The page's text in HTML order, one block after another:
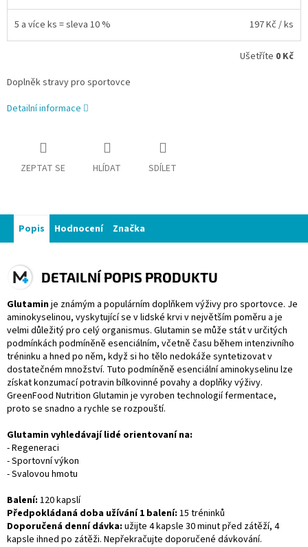
5 a více ks = sleva 10 % 197 Kč / ks
Ušetříte 0 Kč
Doplněk stravy pro sportovce
Detailní informace
ZEPTAT SE HLÍDAT SDÍLET
Popis Hodnocení Značka
DETAILNÍ POPIS PRODUKTU
Glutaminje známým a populárním doplňkem výživy pro sportovce. Je
aminokyselinou, vyskytující se v lidské krvi v největším poměru a je
velmi důležitý pro celý organismus. Glutamin se může stát v určitých
podmínkách podmíněně esenciálním, včetně času během intenzivního
tréninku a hned po něm, když si ho tělo nedokáže syntetizovat v
dostatečném množství. Tuto podmíněně esenciální aminokyselinu lze
získat konzumací potravin bílkovinné povahy a doplňky výživy.
GreenFood Nutrition Glutamin je vyroben technologií fermentace,
proto se snadno a rychle se rozpouští.
Glutamin vyhledávají lidé orientovaní na:
- Regeneraci
- Sportovní výkon
- Svalovou hmotu
Balení: 120kapslí
Předpokládaná doba užívání 1 balení: 15 tréninků
Doporučená denní dávka: užijte 4 kapsle 30 minut před zátěží, 4
kapsle ihned po zátěži. Nepřekračujte doporučené dávkování.